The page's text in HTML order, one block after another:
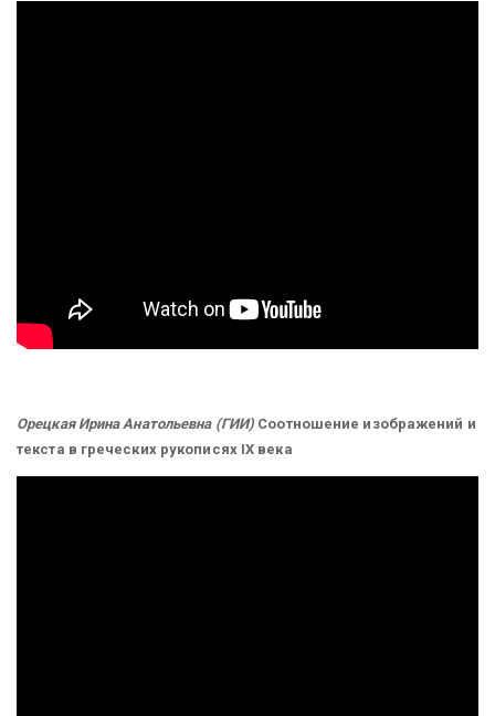
Орецкая Ирина Анатольевна (ГИИ) Соотношение изображений и
текста в греческих рукописях IX века